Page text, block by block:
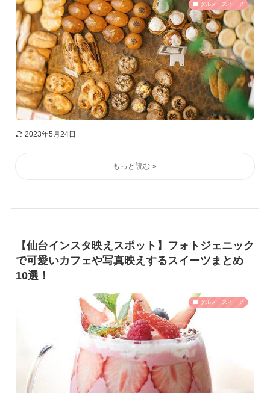
グルメ・スイーツ
2023年5月24日
【仙台インスタ映えスポット】フォトジェニック
で可愛いカフェや写真映えするスイーツまとめ
10選！
グルメ・スイーツ